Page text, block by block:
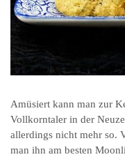
Amüsiert kann man zur
Vollkorntaler in der
allerdings nicht mehr so.
man ihn am besten